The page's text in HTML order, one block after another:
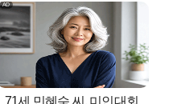
71세 민혜숙 씨, 미인대회